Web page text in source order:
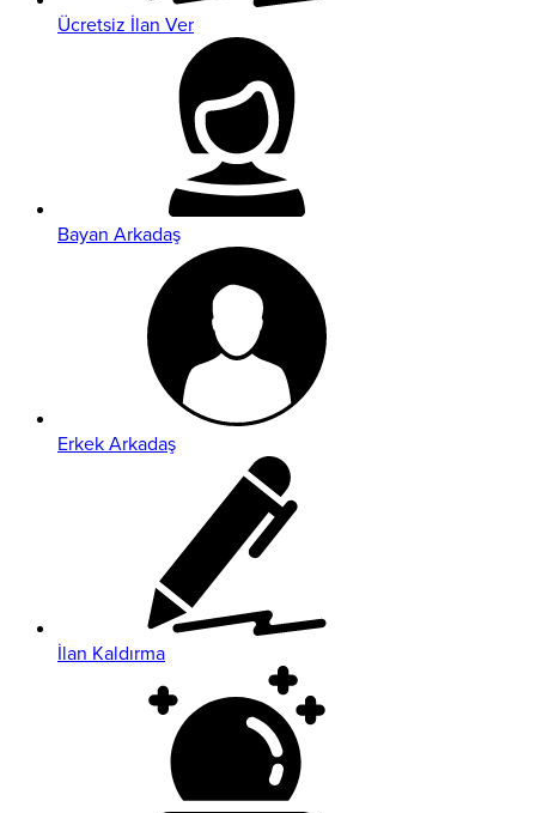
Ücretsiz İlan Ver
Bayan Arkadaş
Erkek Arkadaş
İlan Kaldırma